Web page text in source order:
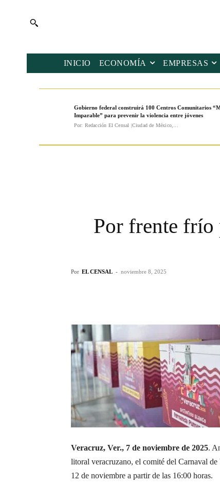
INICIO ECONOMÍA EMPRESAS
Gobierno federal construirá 100 Centros Comunitarios
Imparable” para prevenir la violencia entre jóvenes
Por: Redacción El Censal |Ciudad de México,...
Por frente frío
Por EL CENSAL - noviembre 8, 2025
Veracruz, Ver., 7 de noviembre de 2025.
litoral veracruzano, el comité del Carnaval
12 de noviembre a partir de las 16:00 horas.